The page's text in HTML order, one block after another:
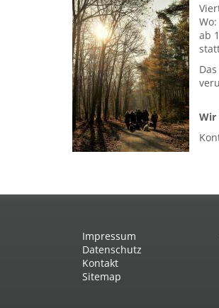
ab
Wir
Impressum
Datenschutz
Kontakt
Sitemap